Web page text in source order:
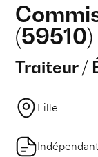
(59510)
Traiteur /
Lille
Indépendant